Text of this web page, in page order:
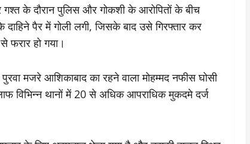
गश्त के दौरान पुलिस और गोकशी के आरोपितों के बीच
दाहिने पैर में गोली लगी, जिसके बाद उसे गिरफ्तार कर
फरार हो गया।
मजरे आशिकाबाद का रहने वाला मोहम्मद नफीस घोसी
विभिन्न थानों में 20 से अधिक आपराधिक मुकदमे दर्ज